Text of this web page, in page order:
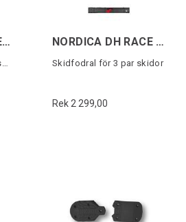
NORDICA MACHINE LINE 5355 MONO PU SOLES
Alpin-sulor till Machine-serien (1 par)
NORDICA DH RACE SKI BAG 3 PAIR Svart/Röd
Skidfodral för 3 par skidor
Rek 2 299,00